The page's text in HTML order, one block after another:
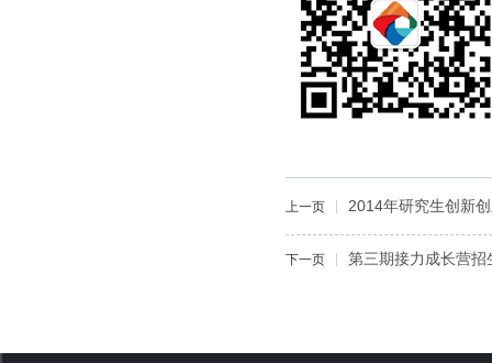
上一页 2014年研究生创新
下一页 第三期接力成长营招